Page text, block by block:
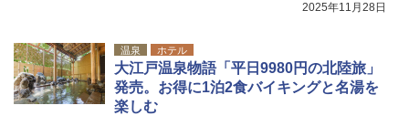
2025年11月28日
温泉 ホテル
大江戸温泉物語「平日9980円の北陸旅」
発売。お得に1泊2食バイキングと名湯を
楽しむ